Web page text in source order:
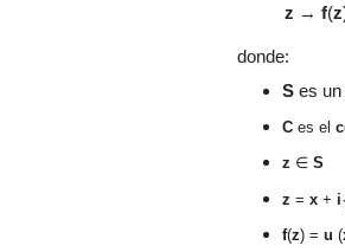
z → f(z
donde:
S es un
C es el
z ∈ S
z = x + i·
f(z) = u (